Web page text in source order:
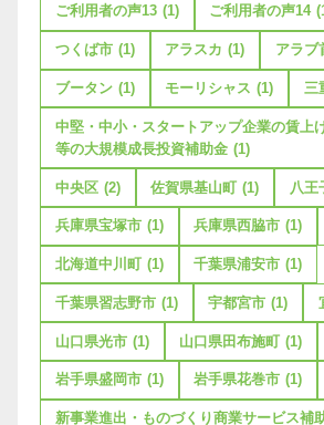
ご利用者の声13 (1) ご利用者の声14
つくば市 (1) アラスカ (1) アラブ
ブータン (1) モーリシャス (1) 三
中堅・中小・スタートアップ企業の賃上
等の大規模成長投資補助金 (1)
中央区 (2) 佐賀県基山町 (1) 八王
兵庫県宝塚市 (1) 兵庫県西脇市 (1)
北海道中川町 (1) 千葉県浦安市 (1)
千葉県習志野市 (1) 宇都宮市 (1)
山口県光市 (1) 山口県田布施町 (1)
岩手県盛岡市 (1) 岩手県花巻市 (1)
新事業進出・ものづくり商業サービス補